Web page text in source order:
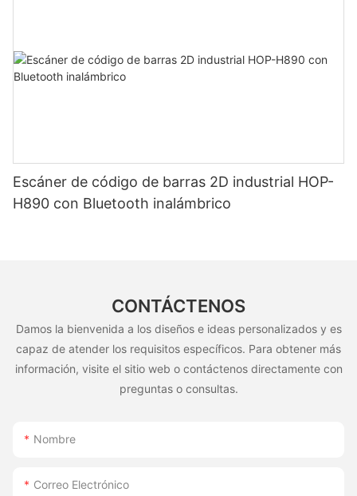
Escáner de código de barras 2D industrial HOP-
H890 con Bluetooth inalámbrico
CONTÁCTENOS
Damos la bienvenida a los diseños e ideas personalizados y es
capaz de atender los requisitos específicos. Para obtener más
información, visite el sitio web o contáctenos directamente con
preguntas o consultas.
Nombre
Correo Electrónico